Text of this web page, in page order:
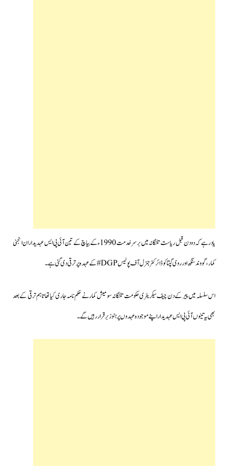
یاد رہے کہ دو دن قبل ریاست تلنگانہ میں برسرخدمت 1990ء کے بیاچ کے تین آئی پی ایس عہدیداران انجنی
کمار،گووندسنگھ اور روی گپتا کو ڈائرکٹر جنرل آف پولیس DGP#کے عہدہ پر ترقی دی گئی ہے۔
اس سلسلہ میں پیر کے دن چیف سیکریٹری حکومت تلنگانہ سومیش کمار نے حکم نامہ جاری کیا تھا تاہم ترقی کے بعد
بھی یہ تینوں آئی پی ایس عہدیدار اپنے موجودہ عہدوں پر ہنوز برقرار رہیں گے۔